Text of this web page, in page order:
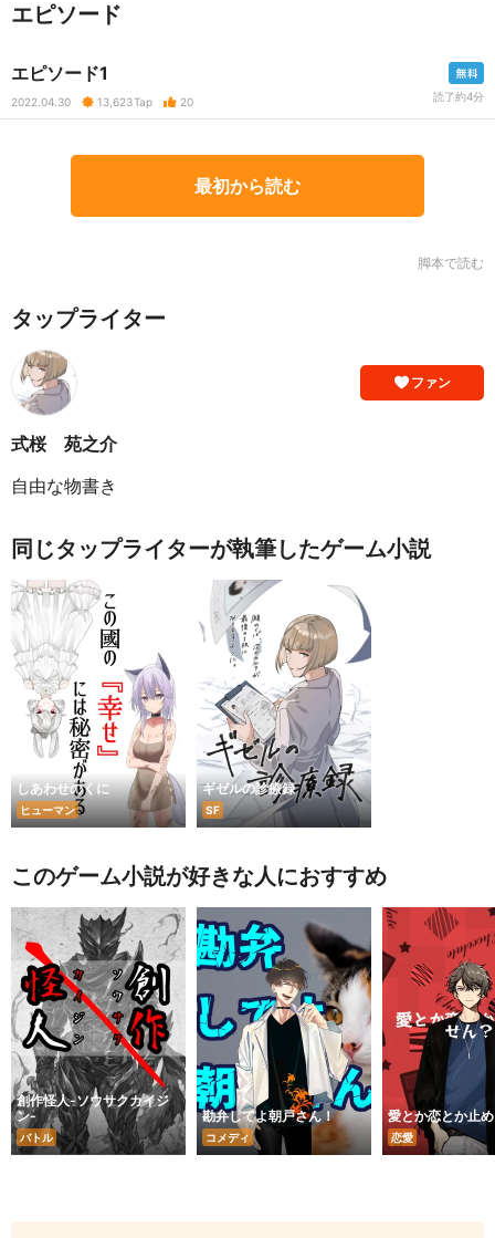
エピソード
エピソード1
2022.04.30 13,623Tap 20 読了約4分
最初から読む
脚本で読む
タップライター
ファン
式桜 苑之介
自由な物書き
同じタップライターが執筆したゲーム小説
しあわせのくに
ヒューマン
ギゼルの診療録
SF
このゲーム小説が好きな人におすすめ
創作怪人-ソウサクカイジ
ン-
バトル
勘弁してよ朝戸さん！
コメディ
愛とか恋とか止
恋愛